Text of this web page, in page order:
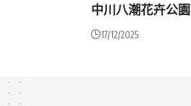
中川八潮花卉公園
17/12/2025